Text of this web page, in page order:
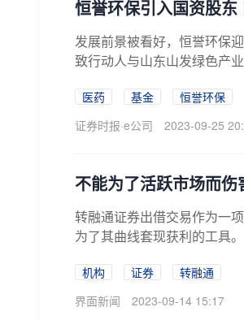
恒誉环保引入国资股
发展前景被看好，恒誉环保
致行动人与山东山发绿色产
医药 基金
恒誉环保
证券时报·e公司
2023-09-25
不能为了活跃市场而
转融通证券出借交易作为一
为了其曲线套现获利的工具。
机构 证券
转融通
界面新闻
2023-09-14 15:17